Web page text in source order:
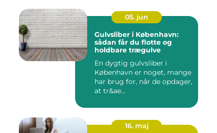
05. jun
Gulvsliber i København:
sådan får du flotte og
holdbare trægulve
En dygtig gulvsliber i
København er noget, mange
har brug for, når de opdager,
at tr&ae...
16. maj